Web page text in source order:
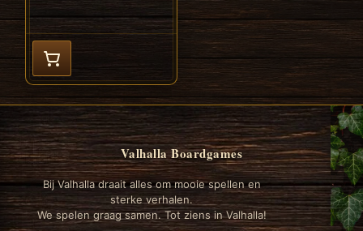
Valhalla Boardgames
Bij Valhalla draait alles om mooie spellen en
sterke verhalen.
We spelen graag samen. Tot ziens in Valhalla!